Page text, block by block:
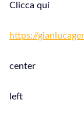
Clicca qui
https://
center
left